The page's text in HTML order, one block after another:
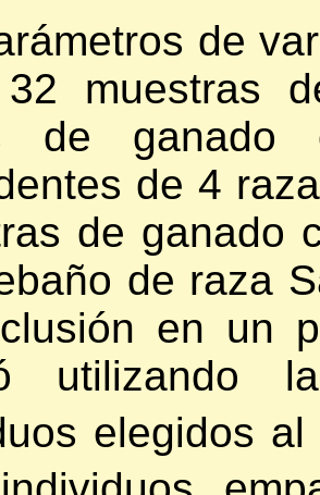
de
muestras
de ganado
de 4
de ganado
de raza
en un
utilizando
elegidos